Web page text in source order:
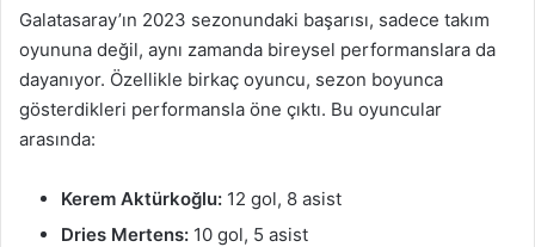
Galatasaray’ın 2023 sezonundaki başarısı, sadece takım
oyununa değil, aynı zamanda bireysel performanslara da
dayanıyor. Özellikle birkaç oyuncu, sezon boyunca
gösterdikleri performansla öne çıktı. Bu oyuncular
arasında:
Kerem Aktürkoğlu: 12 gol, 8 asist
Dries Mertens: 10 gol, 5 asist